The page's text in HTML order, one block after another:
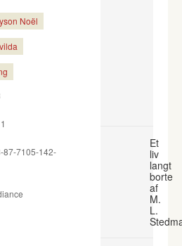
Noël
87-7105-142-
Et
liv
langt
borte
af
M.
L.